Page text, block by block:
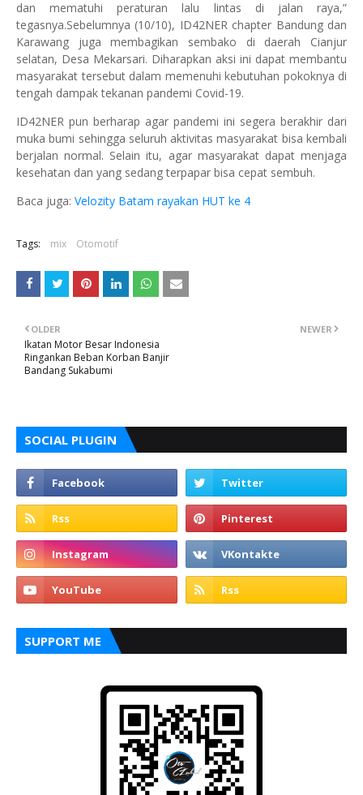
dan mematuhi peraturan lalu lintas di jalan raya,”
tegasnya.Sebelumnya (10/10), ID42NER chapter Bandung dan
Karawang juga membagikan sembako di daerah Cianjur
selatan, Desa Mekarsari. Diharapkan aksi ini dapat membantu
masyarakat tersebut dalam memenuhi kebutuhan pokoknya di
tengah dampak tekanan pandemi Covid-19.
ID42NER pun berharap agar pandemi ini segera berakhir dari
muka bumi sehingga seluruh aktivitas masyarakat bisa kembali
berjalan normal. Selain itu, agar masyarakat dapat menjaga
kesehatan dan yang sedang terpapar bisa cepat sembuh.
Baca juga: Velozity Batam rayakan HUT ke 4
Tags: mix Otomotif
NEWER
OLDER
Ikatan Motor Besar Indonesia
Ringankan Beban Korban Banjir
Bandang Sukabumi
SOCIAL PLUGIN
SUPPORT ME